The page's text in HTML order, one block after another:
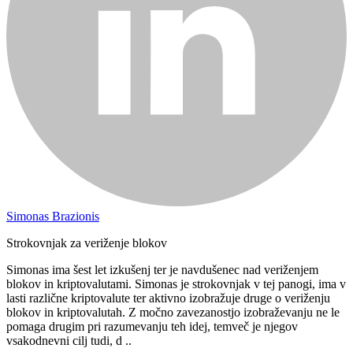
Simonas Brazionis
Strokovnjak za veriženje blokov
Simonas ima šest let izkušenj ter je navdušenec nad veriženjem
blokov in kriptovalutami. Simonas je strokovnjak v tej panogi, ima v
lasti različne kriptovalute ter aktivno izobražuje druge o veriženju
blokov in kriptovalutah. Z močno zavezanostjo izobraževanju ne le
pomaga drugim pri razumevanju teh idej, temveč je njegov
vsakodnevni cilj tudi, d ..